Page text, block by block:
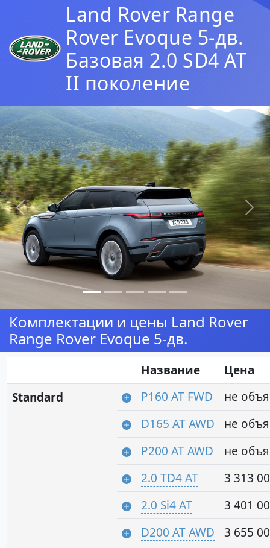
Land Rover Range
Rover Evoque 5-дв.
Базовая 2.0 SD4 AT
II поколение
Предыдущая
Комплектации и цены Land Rover
Range Rover Evoque 5-дв.
Название
Цена
Standard
P160 AT FWD
не
D165 AT AWD
не
P200 AT AWD
не
2.0 TD4 AT
3 313
2.0 Si4 AT
3 401
D200 AT AWD
3 655